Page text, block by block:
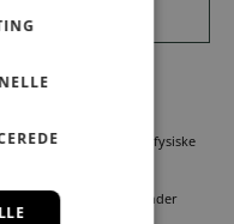
gratis i en af vores fysiske
Læs mere under